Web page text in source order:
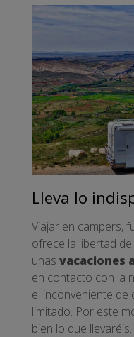
Lleva lo
Viajar en campers,
ofrece la libertad
unas vacaciones
en contacto con la
el inconveniente de
limitado. Por este
bien lo que llevaréis.